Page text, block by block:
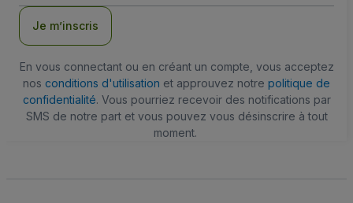
Je m’inscris
En vous connectant ou en créant un compte, vous acceptez
nos conditions d'utilisation et approuvez notre politique de
confidentialité. Vous pourriez recevoir des notifications par
SMS de notre part et vous pouvez vous désinscrire à tout
moment.